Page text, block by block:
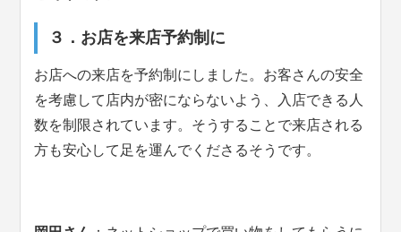
３．お店を来店予約制に
お店への来店を予約制にしました。お客さんの安全
を考慮して店内が密にならないよう、入店できる人
数を制限されています。そうすることで来店される
方も安心して足を運んでくださるそうです。